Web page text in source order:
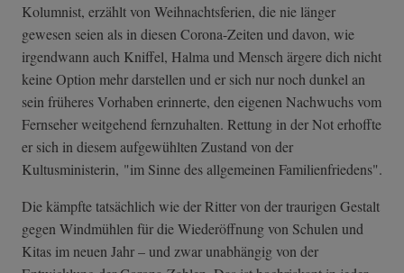
Kolumnist, erzählt von Weihnachtsferien, die nie länger
gewesen seien als in diesen Corona-Zeiten und davon, wie
irgendwann auch Kniffel, Halma und Mensch ärgere dich nicht
keine Option mehr darstellen und er sich nur noch dunkel an
sein früheres Vorhaben erinnerte, den eigenen Nachwuchs vom
Fernseher weitgehend fernzuhalten. Rettung in der Not erhoffte
er sich in diesem aufgewühlten Zustand von der
Kultusministerin, "im Sinne des allgemeinen Familienfriedens".
Die kämpfte tatsächlich wie der Ritter von der traurigen Gestalt
gegen Windmühlen für die Wiederöffnung von Schulen und
Kitas im neuen Jahr – und zwar unabhängig von der